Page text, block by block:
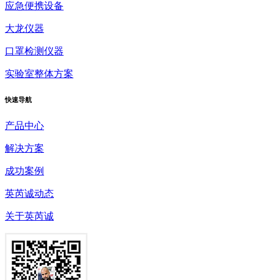
应急便携设备
大龙仪器
口罩检测仪器
实验室整体方案
快速导航
产品中心
解决方案
成功案例
英芮诚动态
关于英芮诚